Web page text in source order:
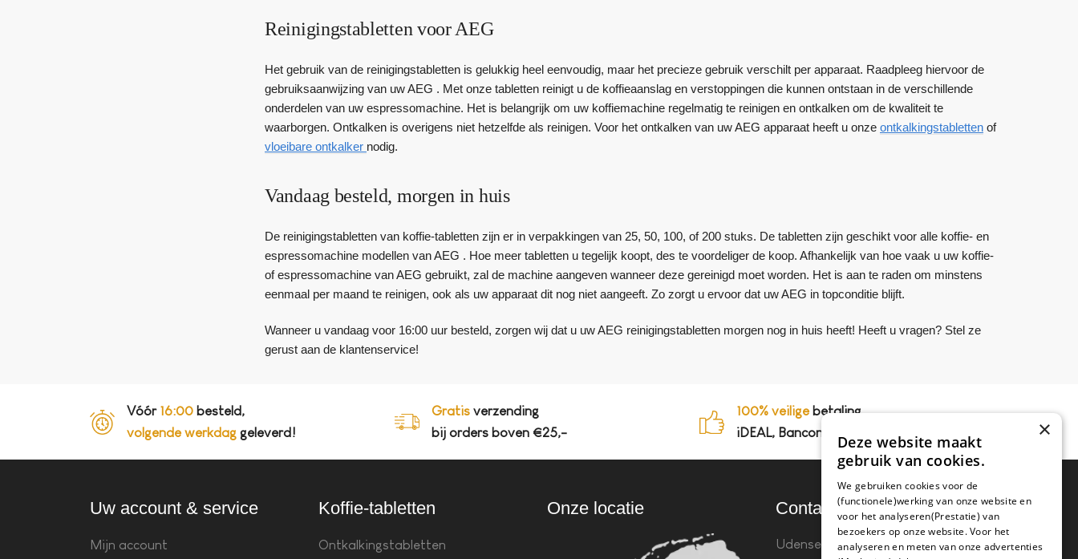
Reinigingstabletten voor AEG
Het gebruik van de reinigingstabletten is gelukkig heel eenvoudig, maar het precieze gebruik verschilt per apparaat. Raadpleeg hiervoor de
gebruiksaanwijzing van uw AEG . Met onze tabletten reinigt u de koffieaanslag en verstoppingen die kunnen ontstaan in de verschillende
onderdelen van uw espressomachine. Het is belangrijk om uw koffiemachine regelmatig te reinigen en ontkalken om de kwaliteit te
waarborgen. Ontkalken is overigens niet hetzelfde als reinigen. Voor het ontkalken van uw AEG apparaat heeft u onze ontkalkingstabletten of
vloeibare ontkalker nodig.
Vandaag besteld, morgen in huis
De reinigingstabletten van koffie-tabletten zijn er in verpakkingen van 25, 50, 100, of 200 stuks. De tabletten zijn geschikt voor alle koffie- en
espressomachine modellen van AEG . Hoe meer tabletten u tegelijk koopt, des te voordeliger de koop. Afhankelijk van hoe vaak u uw koffie-
of espressomachine van AEG gebruikt, zal de machine aangeven wanneer deze gereinigd moet worden. Het is aan te raden om minstens
eenmaal per maand te reinigen, ook als uw apparaat dit nog niet aangeeft. Zo zorgt u ervoor dat uw AEG in topconditie blijft.
Wanneer u vandaag voor 16:00 uur besteld, zorgen wij dat u uw AEG reinigingstabletten morgen nog in huis heeft! Heeft u vragen? Stel ze
gerust aan de klantenservice!
Vóór 16:00 besteld,
volgende werkdag geleverd!
Gratis verzending
bij orders boven €25,-
100% veiligebetaling,
iDEAL, Bancontact en op rekening
Uw account & service
Mijn account
Koffie-tabletten
Ontkalkingstabletten
Onze locatie Contact
Udenseweg 8B 5405 PA
×
Deze website maakt
gebruik van cookies.
We gebruiken cookies voor de
(functionele)werking van onze website en
voor het analyseren(Prestatie) van
bezoekers op onze website. Voor het
analyseren en meten van onze advertenties